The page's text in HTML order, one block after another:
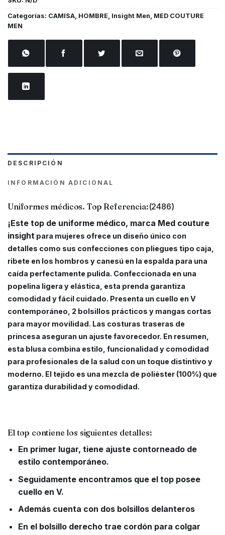
Categorías: CAMISA HOMBRE Insight Men MED COUTURE
MEN
DESCRIPCIÓN
INFORMACIÓN ADICIONAL
Uniformes médicos. Top Referencia:(2486)
¡Este top de uniforme médico, marca Med couture
insight para mujeres ofrece un diseño único con
detalles como sus confecciones con pliegues tipo caja,
ribete en los hombros y canesú en la espalda para una
caída perfectamente pulida. Confeccionada en una
popelina ligera y elástica, esta prenda garantiza
comodidad y fácil cuidado. Presenta un cuello en V
contemporáneo, 2 bolsillos prácticos y mangas cortas
para mayor movilidad. Las costuras traseras de
princesa aseguran un ajuste favorecedor. En resumen,
esta blusa combina estilo, funcionalidad y comodidad
para profesionales de la salud con un toque distintivo y
moderno. El tejido es una mezcla de poliéster (100%) que
garantiza durabilidad y comodidad.
El top contiene los siguientes detalles:
En primer lugar, tiene ajuste contorneado de
estilo contemporáneo.
Seguidamente encontramos que el top posee
cuello en V.
Además cuenta con dos bolsillos delanteros
En el bolsillo derecho trae cordón para colgar